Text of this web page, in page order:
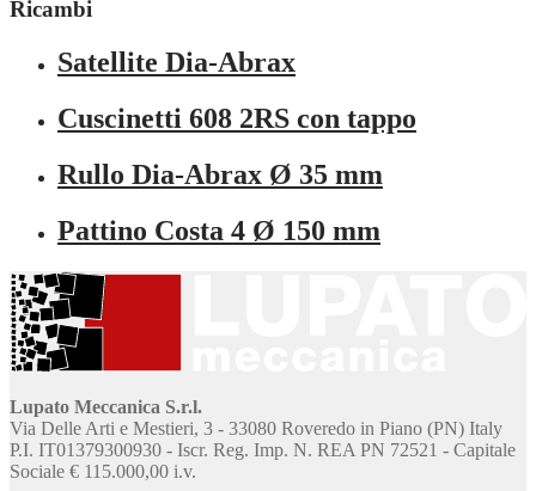
Ricambi
Satellite Dia-Abrax
Cuscinetti 608 2RS con tappo
Rullo Dia-Abrax Ø 35 mm
Pattino Costa 4 Ø 150 mm
Lupato Meccanica S.r.l.
Via Delle Arti e Mestieri, 3 - 33080 Roveredo in Piano (PN) Italy
P.I. IT01379300930 - Iscr. Reg. Imp. N. REA PN 72521 - Capitale
Sociale € 115.000,00 i.v.